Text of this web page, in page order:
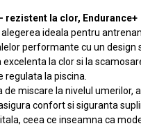
rezistent la clor, Endurance+
ideala pentru
performante cu un design
la clor si la
la piscina.
miscare la nivelul
confort si siguranta
ceea ce inseamna ca